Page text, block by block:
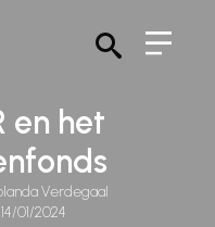
for:
en het
Verdegaal
14/01/2024